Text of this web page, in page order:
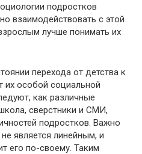
подростков
взаимодействовать с этой
лучше понимать их
перехода от детства к
их особой социальной
как различные
сверстники и СМИ,
подростков. Важно
является линейным, и
его по-своему. Таким